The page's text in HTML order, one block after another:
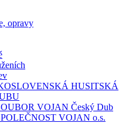
opravy
HUSITSKÁ
VOJAN Český Dub
VOJAN o.s.